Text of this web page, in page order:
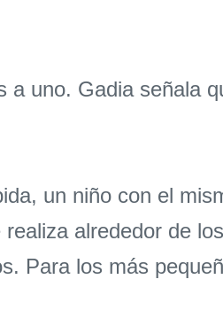
a uno. Gadia señala
un niño con el
alrededor de
Para los más